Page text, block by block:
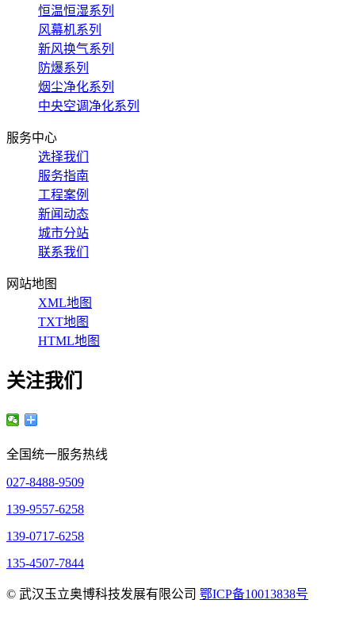
恒温恒湿系列
风幕机系列
新风换气系列
防爆系列
烟尘净化系列
中央空调净化系列
服务中心
选择我们
服务指南
工程案例
新闻动态
城市分站
联系我们
网站地图
XML地图
TXT地图
HTML地图
关注我们
全国统一服务热线
027-8488-9509
139-9557-6258
139-0717-6258
135-4507-7844
© 武汉玉立奥博科技发展有限公司 鄂ICP备10013838号